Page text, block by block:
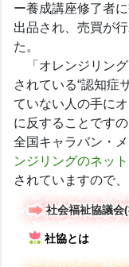
ー養成講座修了者
出品され、売買が
た。
「オレンジリング
されている“認知症
ていない人の手に
に反することです
全国キャラバン・
ンジリングのネッ
されていますので
社会福祉協議会
社協とは